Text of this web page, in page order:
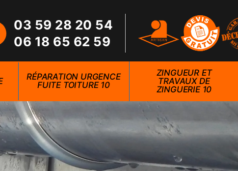
03 59 28 20 54
06 18 65 62 59
RÉPARATION URGENCE
FUITE TOITURE 10
ZINGUEUR ET
TRAVAUX DE
ZINGUERIE 10